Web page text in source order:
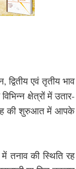
एवं तृतीय भाव
क्षेत्रों में उतार-
की शुरुआत में आपके
तनाव की स्थिति रह